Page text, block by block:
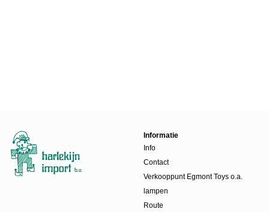
Informatie
Info
Contact
Verkooppunt Egmont Toys o.a.
lampen
Route